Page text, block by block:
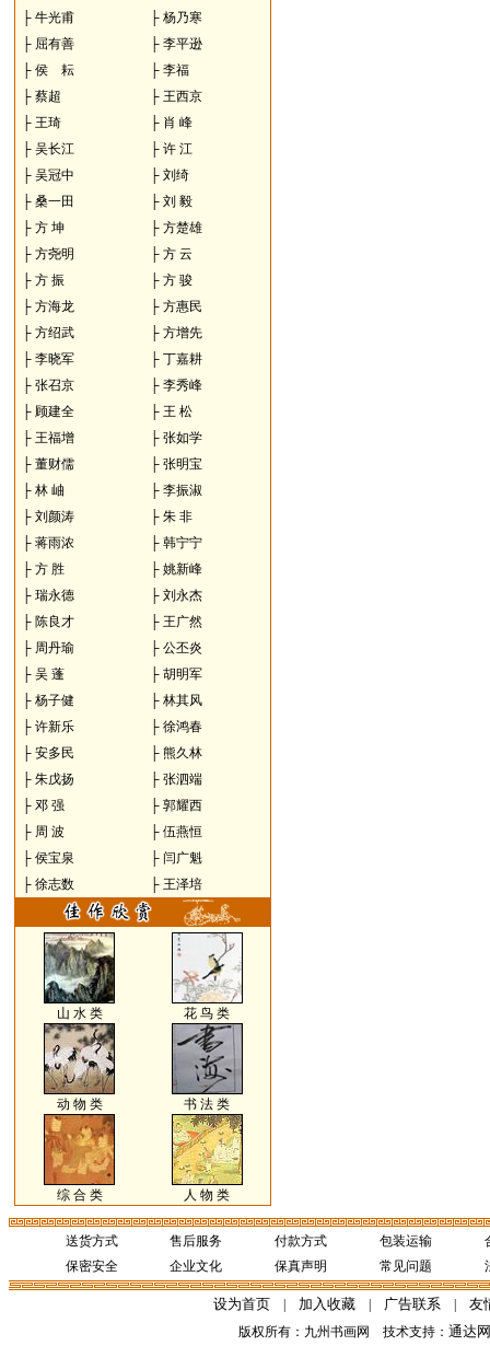
├ 牛光甫 ├ 杨乃寒
├ 屈有善 ├ 李平逊
├ 侯 耘 ├ 李福
├ 蔡超 ├ 王西京
├ 王琦 ├ 肖 峰
├ 吴长江 ├ 许 江
├ 吴冠中 ├ 刘绮
├ 桑一田 ├ 刘 毅
├ 方 坤 ├ 方楚雄
├ 方尧明 ├ 方 云
├ 方 振 ├ 方 骏
├ 方海龙 ├ 方惠民
├ 方绍武 ├ 方增先
├ 李晓军 ├ 丁嘉耕
├ 张召京 ├ 李秀峰
├ 顾建全 ├ 王 松
├ 王福增 ├ 张如学
├ 董财儒 ├ 张明宝
├ 林 岫 ├ 李振淑
├ 刘颜涛 ├ 朱 非
├ 蒋雨浓 ├ 韩宁宁
├ 方 胜 ├ 姚新峰
├ 瑞永德 ├ 刘永杰
├ 陈良才 ├ 王广然
├ 周丹瑜 ├ 公丕炎
├ 吴 蓬 ├ 胡明军
├ 杨子健 ├ 林其风
├ 许新乐 ├ 徐鸿春
├ 安多民 ├ 熊久林
├ 朱戊扬 ├ 张泗端
├ 邓 强 ├ 郭耀西
├ 周 波 ├ 伍燕恒
├ 侯宝泉 ├ 闫广魁
├ 徐志数 ├ 王泽培
山 水 类 花 鸟 类
动 物 类 书 法 类
综 合 类 人 物 类
送货方式 售后服务 付款方式 包装运输
保密安全
企业文化 保真声明 常见问题
设为首页 加入收藏 广告联系 友
版权所有：九州书画网 技术支持： 通达